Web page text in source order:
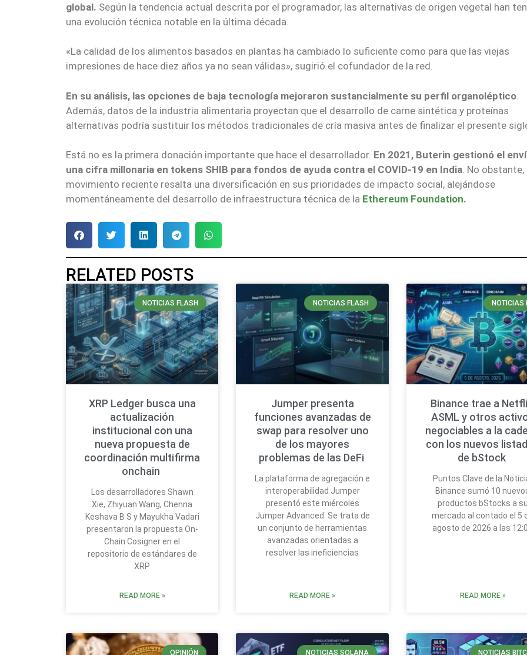
global. Según la tendencia actual descrita por el programador, las alternativas de origen vegetal han
una evolución técnica notable en la última década.
«La calidad de los alimentos basados en plantas ha cambiado lo suficiente como para que las viejas
impresiones de hace diez años ya no sean válidas», sugirió el cofundador de la red.
En su análisis, las opciones de baja tecnología mejoraron sustancialmente su perfil organoléptico
Además, datos de la industria alimentaria proyectan que el desarrollo de carne sintética y proteínas
alternativas podría sustituir los métodos tradicionales de cría masiva antes de finalizar el presente
Está no es la primera donación importante que hace el desarrollador. En 2021, Buterin gestionó el
una cifra millonaria en tokens SHIB para fondos de ayuda contra el COVID-19 en India. No
movimiento reciente resalta una diversificación en sus prioridades de impacto social, alejándose
momentáneamente del desarrollo de infraestructura técnica de la Ethereum Foundation.
RELATED POSTS
NOTICIAS FLASH
XRP Ledger busca una
actualización
institucional con una
nueva propuesta de
coordinación multifirma
onchain
Los desarrolladores Shawn
Xie, Zhiyuan Wang, Chenna
Keshava B S y Mayukha Vadari
presentaron la propuesta On-
Chain Cosigner en el
repositorio de estándares de
XRP
READ MORE »
NOTICIAS FLASH
Jumper presenta
funciones avanzadas de
swap para resolver uno
de los mayores
problemas de las DeFi
La plataforma de agregación e
interoperabilidad Jumper
presentó este miércoles
Jumper Advanced. Se trata de
un conjunto de herramientas
avanzadas orientadas a
resolver las ineficiencias
READ MORE »
NOTICIAS
Binance trae a
ASML y otros
negociables a la
con los nuevos
de bStock
Puntos Clave de la
Binance sumó 10
productos bStocks a su
mercado al contado el 5
agosto de 2026 a las
READ MORE »
OPINIÓN NOTICIAS SOLANA NOTICIAS